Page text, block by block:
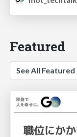
Featured
See All Featured